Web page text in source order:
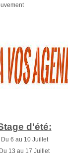
d'été:
Du 6 au 10 Juillet
Du 13 au 17 Juillet